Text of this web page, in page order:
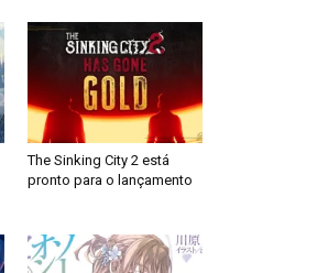
The Sinking City 2 está
pronto para o lançamento